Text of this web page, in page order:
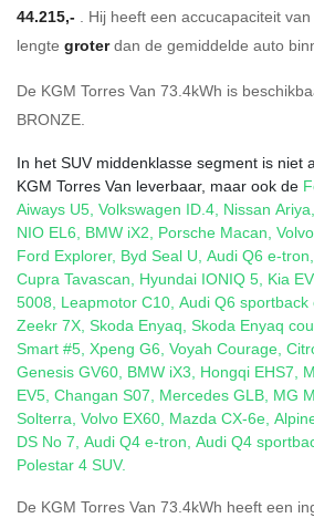
44.215,- . Hij heeft een accucapaciteit
lengte groterdan de gemiddelde auto
De KGM Torres Van 73.4kWh is
BRONZE.
In het SUV middenklasse segment is niet
KGM Torres Van leverbaar, maar ook de
Aiways U5, Volkswagen ID.4, Nissan Ariya,
NIO EL6, BMW iX2, Porsche Macan,
Ford Explorer, Byd Seal U, Audi Q6 e-tron,
Cupra Tavascan, Hyundai IONIQ 5, Kia
5008, Leapmotor C10, Audi Q6 sportback
Zeekr 7X, Skoda Enyaq, Skoda Enyaq
Smart #5, Xpeng G6, Voyah Courage,
Genesis GV60, BMW iX3, Hongqi EHS7,
EV5, Changan S07, Mercedes GLB, MG
Solterra, Volvo EX60, Mazda CX-6e,
DS No 7, Audi Q4 e-tron, Audi Q4
Polestar 4 SUV.
De KGM Torres Van 73.4kWh heeft een